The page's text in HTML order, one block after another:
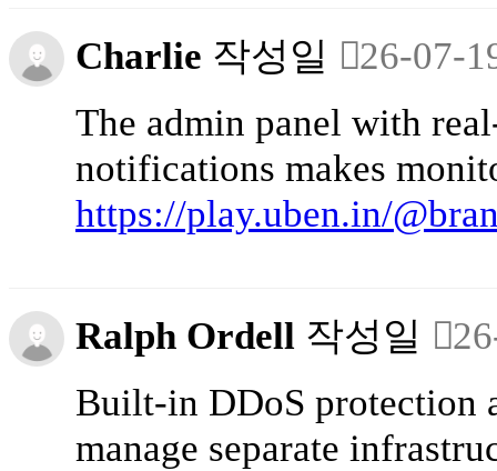
Charlie 작성일
26-07-
The admin panel with
notifications makes
https://play.uben.in/
Ralph Ordell 작성일
Built-in DDoS protection
manage separate